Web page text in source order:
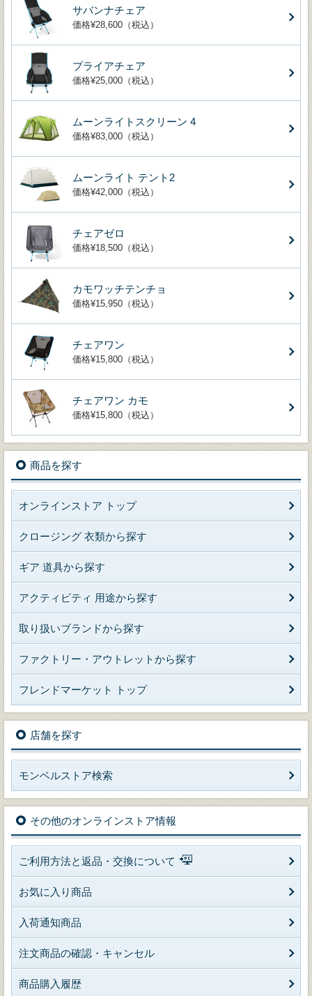
サバンナチェア
価格¥28,600（税込）
プライアチェア
価格¥25,000（税込）
ムーンライトスクリーン 4
価格¥83,000（税込）
ムーンライト テント2
価格¥42,000（税込）
チェアゼロ
価格¥18,500（税込）
カモワッチテンチョ
価格¥15,950（税込）
チェアワン
価格¥15,800（税込）
チェアワン カモ
価格¥15,800（税込）
商品を探す
オンラインストア トップ
クロージング 衣類から探す
ギア 道具から探す
アクティビティ 用途から探す
取り扱いブランドから探す
ファクトリー・アウトレットから探す
フレンドマーケット トップ
店舗を探す
モンベルストア検索
その他のオンラインストア情報
ご利用方法と返品・交換について
お気に入り商品
入荷通知商品
注文商品の確認・キャンセル
商品購入履歴